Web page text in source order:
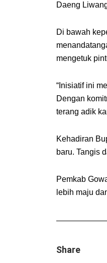
Daeng
Di bawah
mengetuk
“Inisiatif ini
Dengan
terang adik
Kehadiran
baru. Tangis
Pemkab
lebih maju
Share